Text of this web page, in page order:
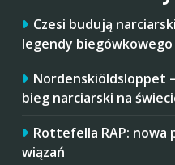
Czesi budują
legendy
Nordenskiöldsloppet
bieg narciarski na
Rottefella RAP: nowa
wiązań